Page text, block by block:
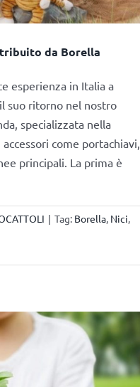
da Borella
esperienza in Italia a
suo ritorno nel nostro
specializzata nella
come portachiavi,
principali. La prima è
| Tag: Borella, Nici,